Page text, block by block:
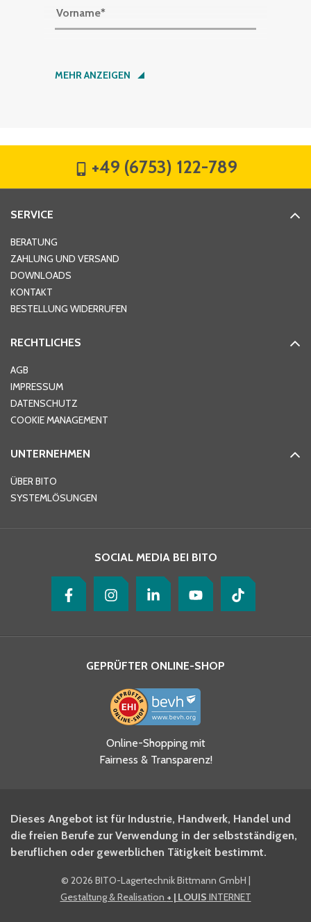
Vorname*
Nachname*
Hausnummer
Ort*
Telefon
Ja, ich habe die
Datenschutzhinweise gelesen
und akzeptiere diese.
BITO Newsletter Fachwissen
Intralogistiker anmelden.
Ja, ich möchte mich für den
BITO Shop-Newsletter
MEHR ANZEIGEN
+49 (6753) 122-789
SERVICE
BERATUNG
ZAHLUNG UND VERSAND
DOWNLOADS
KONTAKT
BESTELLUNG WIDERRUFEN
RECHTLICHES
AGB
IMPRESSUM
DATENSCHUTZ
COOKIE MANAGEMENT
UNTERNEHMEN
ÜBER BITO
SYSTEMLÖSUNGEN
SOCIAL MEDIA BEI BITO
GEPRÜFTER ONLINE-SHOP
Online-Shopping mit
Fairness & Transparenz!
Dieses Angebot ist für Industrie, Handwerk, Handel und
die freien Berufe zur Verwendung in der selbstständigen,
beruflichen oder gewerblichen Tätigkeit bestimmt.
© 2026 BITO-Lagertechnik Bittmann GmbH |
Gestaltung & Realisation + | LOUIS INTERNET